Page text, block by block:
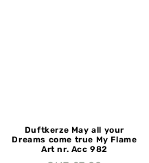
Duftkerze May all your
Dreams come true My Flame
Art nr. Acc 982